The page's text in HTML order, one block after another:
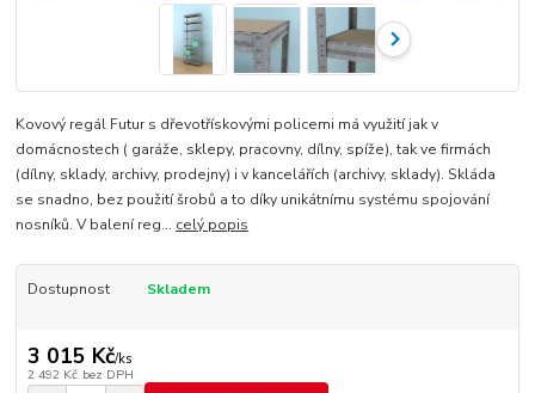
Kovový regál Futur s dřevotřískovými policemi má využití jak v
domácnostech ( garáže, sklepy, pracovny, dílny, spíže), tak ve firmách
(dílny, sklady, archivy, prodejny) i v kancelářích (archivy, sklady). Skláda
se snadno, bez použití šrobů a to díky unikátnímu systému spojování
nosníků. V balení reg... celý popis
Dostupnost Skladem
3 015 Kč/ks
2 492 Kč bez DPH